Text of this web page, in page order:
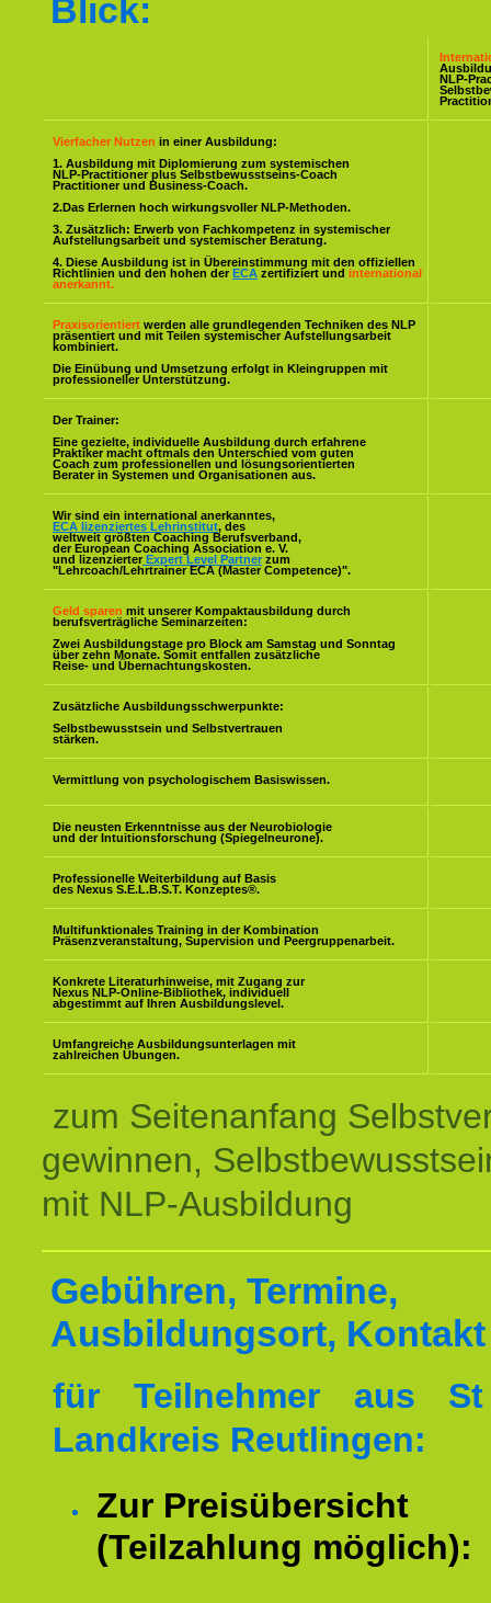
Blick:
NLP-
Vierfacher Nutzen in einer Ausbildung:
1. Ausbildung mit Diplomierung zum systemischen
NLP-Practitioner plus Selbstbewusstseins-Coach
Practitioner und Business-Coach.
2.Das Erlernen hoch wirkungsvoller NLP-Methoden.
3. Zusätzlich: Erwerb von Fachkompetenz in systemischer
Aufstellungsarbeit und systemischer Beratung.
4. Diese Ausbildung ist in Übereinstimmung mit den offiziellen
Richtlinien und den hohen der ECA zertifiziert und international
anerkannt.
Praxisorientiert werden alle grundlegenden Techniken des NLP
präsentiert und mit Teilen systemischer Aufstellungsarbeit
kombiniert.
Die Einübung und Umsetzung erfolgt in Kleingruppen mit
professioneller Unterstützung.
Der Trainer:
Eine gezielte, individuelle Ausbildung durch erfahrene
Praktiker macht oftmals den Unterschied vom guten
Coach zum professionellen und lösungsorientierten
Berater in Systemen und Organisationen aus.
Wir sind ein international anerkanntes,
ECA lizenziertes Lehrinstitut, des
weltweit größten Coaching Berufsverband,
der European Coaching Association e. V.
und lizenzierter Expert Level Partner zum
"Lehrcoach/Lehrtrainer ECA (Master Competence)".
Geld sparen mit unserer Kompaktausbildung durch
berufsverträgliche Seminarzeiten:
Zwei Ausbildungstage pro Block am Samstag und Sonntag
über zehn Monate. Somit entfallen zusätzliche
Reise- und Übernachtungskosten.
Zusätzliche Ausbildungsschwerpunkte:
Selbstbewusstsein und Selbstvertrauen
stärken.
Vermittlung von psychologischem Basiswissen.
Die neusten Erkenntnisse aus der Neurobiologie
und der Intuitionsforschung (Spiegelneurone).
Professionelle Weiterbildung auf Basis
des Nexus S.E.L.B.S.T. Konzeptes®.
Multifunktionales Training in der Kombination
Präsenzveranstaltung, Supervision und Peergruppenarbeit.
Konkrete Literaturhinweise, mit Zugang zur
Nexus NLP-Online-Bibliothek, individuell
abgestimmt auf Ihren Ausbildungslevel.
Umfangreiche Ausbildungsunterlagen mit
zahlreichen Übungen.
zum Seitenanfang
gewinnen,
mit NLP-Ausbildung
Gebühren, Termine,
Ausbildungsort, Kontakt
für Teilnehmer aus
Landkreis Reutlingen:
Zur Preisübersicht
(Teilzahlung möglich):